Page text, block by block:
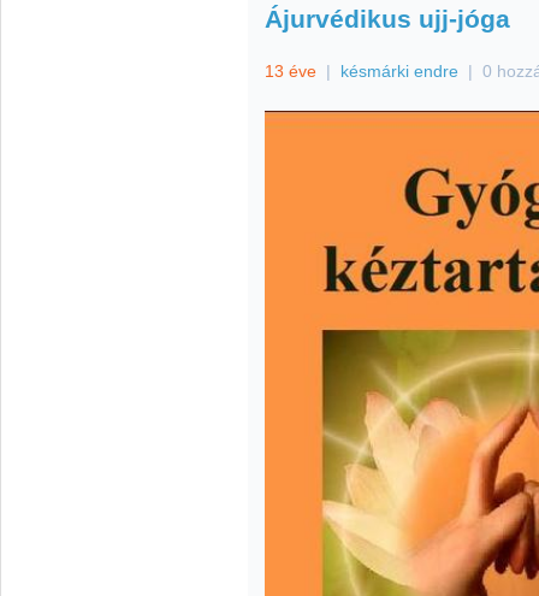
Ájurvédikus ujj-jóga
13 éve | késmárki endre | 0